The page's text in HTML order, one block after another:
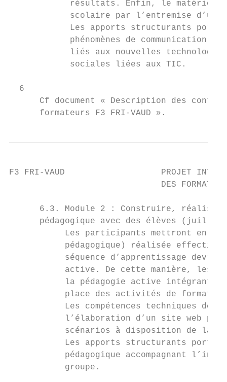
résultats. Enfin, le matériel
scolaire par l’entremise d’un
Les apports structurants
phénomènes de communication
liés aux nouvelles
            sociales liées aux TIC.
  6
Cf document « Description des
      formateurs F3 FRI-VAUD ».
F3 FRI-VAUD                   PROJET
DES
6.3. Module 2 : Construire,
pédagogique avec des élèves (juillet
Les participants mettront en
pédagogique) réalisée
séquence d’apprentissage devra
active. De cette manière, les
la pédagogie active intégrant
place des activités de
Les compétences techniques des
l’élaboration d’un site web
scénarios à disposition de la
Les apports structurants
pédagogique accompagnant
           groupe.